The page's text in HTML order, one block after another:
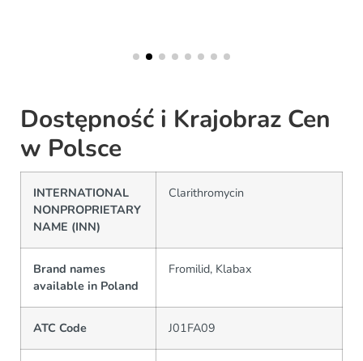
Dostępność i Krajobraz Cen
w Polsce
INTERNATIONAL
NONPROPRIETARY
NAME (INN)
Clarithromycin
Brand names
available in Poland
Fromilid, Klabax
ATC Code J01FA09